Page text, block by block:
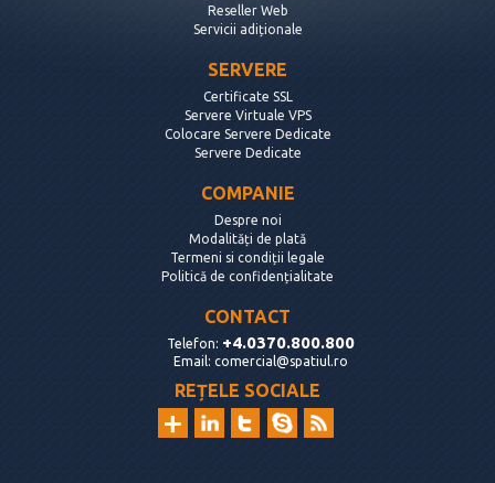
Reseller Web
Servicii adiționale
SERVERE
Certificate SSL
Servere Virtuale VPS
Colocare Servere Dedicate
Servere Dedicate
COMPANIE
Despre noi
Modalități de plată
Termeni si condiții legale
Politică de confidențialitate
CONTACT
Telefon: +4.0370.800.800
Email: comercial@spatiul.ro
REȚELE SOCIALE